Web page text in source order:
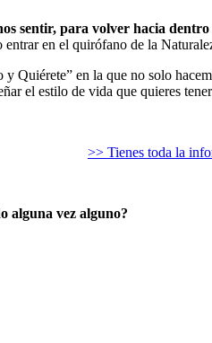
sentir, para volver hacia
en el quirófano de la
en la que no solo
el estilo de vida que quieres
>> Tienes toda la
alguna vez alguno?